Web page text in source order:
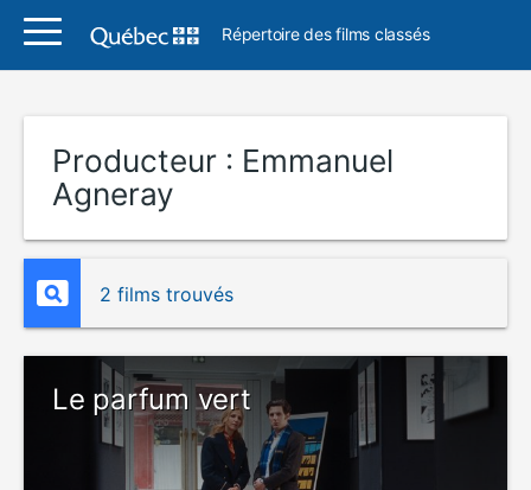
Répertoire des films classés
Producteur : Emmanuel
Agneray
2 films trouvés
Le parfum vert